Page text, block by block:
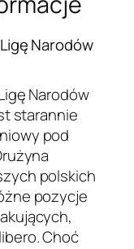
Narodów
Narodów
starannie
pod
polskich
pozycje
Choć